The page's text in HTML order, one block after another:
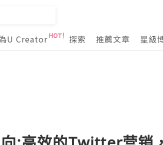
U Creator 探索 推薦文章 星級